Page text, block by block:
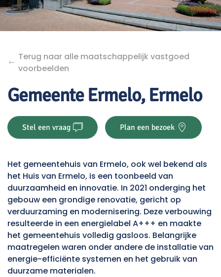
Terug naar alle maatschappelijk vastgoed
voorbeelden
Gemeente Ermelo, Ermelo
Stel een vraag Plan een bezoek
Het gemeentehuis van Ermelo, ook wel bekend als
het Huis van Ermelo, is een toonbeeld van
duurzaamheid en innovatie. In 2021 onderging het
gebouw een grondige renovatie, gericht op
verduurzaming en modernisering. Deze verbouwing
resulteerde in een energielabel A+++ en maakte
het gemeentehuis volledig gasloos. Belangrijke
maatregelen waren onder andere de installatie van
energie-efficiënte systemen en het gebruik van
duurzame materialen.